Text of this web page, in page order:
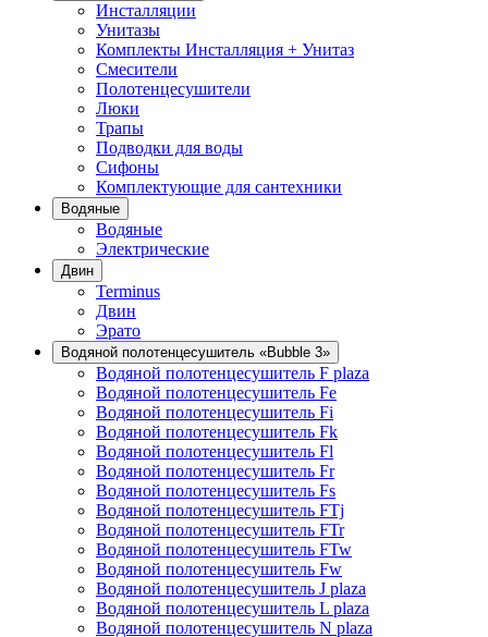
Инсталляции
Унитазы
Комплекты Инсталляция + Унитаз
Смесители
Полотенцесушители
Люки
Трапы
Подводки для воды
Сифоны
Комплектующие для сантехники
Водяные
Водяные
Электрические
Двин
Terminus
Двин
Эрато
Водяной полотенцесушитель «Bubble 3»
Водяной полотенцесушитель F plaza
Водяной полотенцесушитель Fe
Водяной полотенцесушитель Fi
Водяной полотенцесушитель Fk
Водяной полотенцесушитель Fl
Водяной полотенцесушитель Fr
Водяной полотенцесушитель Fs
Водяной полотенцесушитель FTj
Водяной полотенцесушитель FTr
Водяной полотенцесушитель FTw
Водяной полотенцесушитель Fw
Водяной полотенцесушитель J plaza
Водяной полотенцесушитель L plaza
Водяной полотенцесушитель N plaza